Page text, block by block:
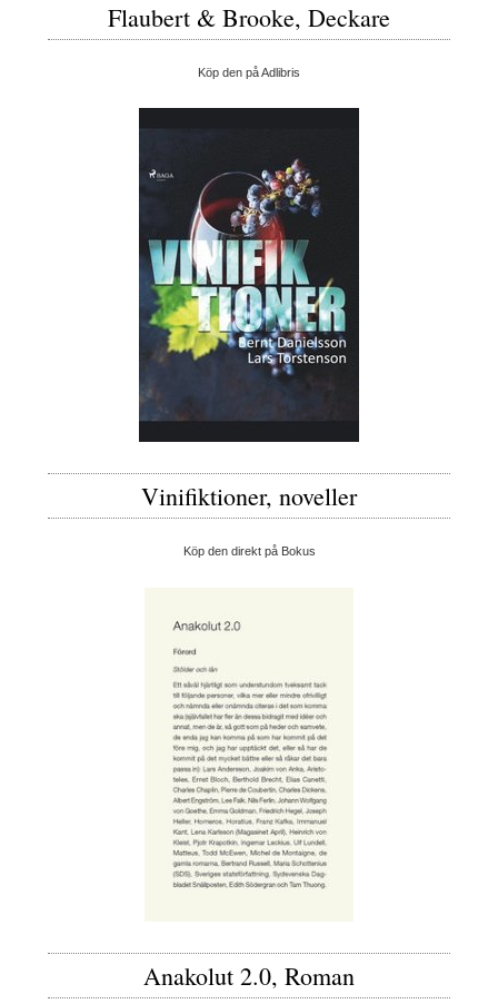
Flaubert & Brooke, Deckare
Köp den på Adlibris
Vinifiktioner, noveller
Köp den direkt på Bokus
Anakolut 2.0, Roman